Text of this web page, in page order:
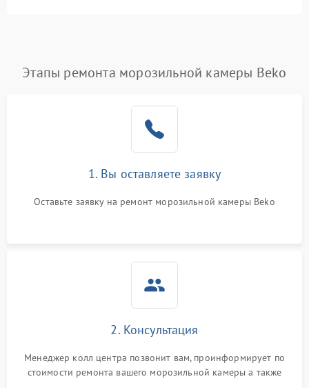
Этапы ремонта морозильной камеры Beko
1. Вы оставляете заявку
Оставьте заявку на ремонт морозильной камеры Beko
2. Консультация
Менеджер колл центра позвонит вам, проинформирует по
стоимости ремонта вашего морозильной камеры а также